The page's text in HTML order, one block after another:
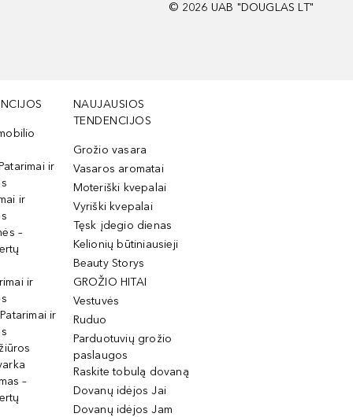
© 2026 UAB "DOUGLAS LT"
ir
ir
–
ir
ir
–
NAUJAUSIOS
TENDENCIJOS
Grožio vasara
Vasaros aromatai
Moteriški kvepalai
Vyriški kvepalai
Tęsk įdegio dienas
Kelionių būtiniausieji
Beauty Storys
GROŽIO HITAI
Vestuvės
Ruduo
Parduotuvių grožio
paslaugos
Raskite tobulą dovaną
Dovanų idėjos Jai
Dovanų idėjos Jam